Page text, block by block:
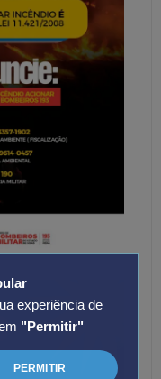
experiência de
"Permitir"
PERMITIR